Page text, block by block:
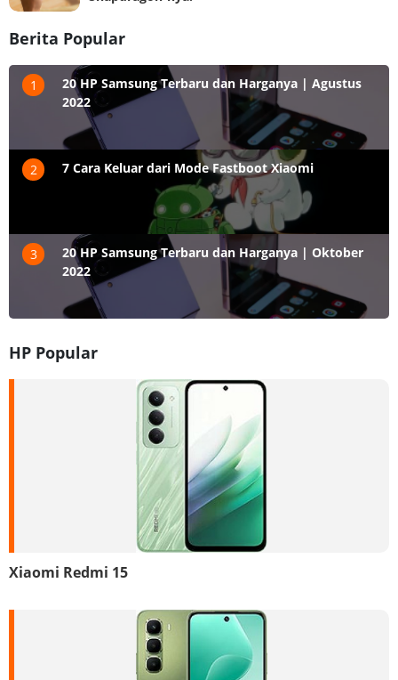
Berita Popular
1
20 HP Samsung Terbaru dan Harganya | Agustus
2022
2 7 Cara Keluar dari Mode Fastboot Xiaomi
3
20 HP Samsung Terbaru dan Harganya | Oktober
2022
HP Popular
Xiaomi Redmi 15